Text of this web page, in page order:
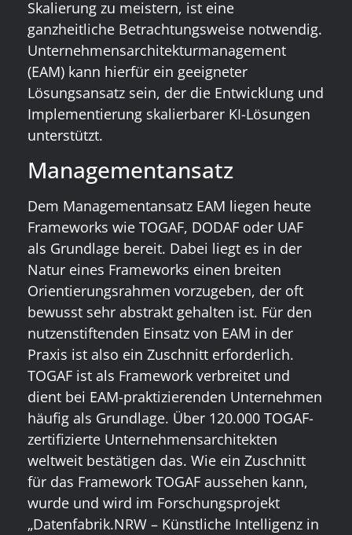
Skalierung zu meistern, ist eine
ganzheitliche Betrachtungsweise notwendig.
Unternehmensarchitekturmanagement
(EAM) kann hierfür ein geeigneter
Lösungsansatz sein, der die Entwicklung und
Implementierung skalierbarer KI-Lösungen
unterstützt.
Managementansatz
Dem Managementansatz EAM liegen heute
Frameworks wie TOGAF, DODAF oder UAF
als Grundlage bereit. Dabei liegt es in der
Natur eines Frameworks einen breiten
Orientierungsrahmen vorzugeben, der oft
bewusst sehr abstrakt gehalten ist. Für den
nutzenstiftenden Einsatz von EAM in der
Praxis ist also ein Zuschnitt erforderlich.
TOGAF ist als Framework verbreitet und
dient bei EAM-praktizierenden Unternehmen
häufig als Grundlage. Über 120.000 TOGAF-
zertifizierte Unternehmensarchitekten
weltweit bestätigen das. Wie ein Zuschnitt
für das Framework TOGAF aussehen kann,
wurde und wird im Forschungsprojekt
„Datenfabrik.NRW – Künstliche Intelligenz in